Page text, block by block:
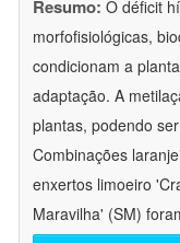
Resumo: O déficit
morfofisiológicas,
condicionam a
adaptação. A
plantas, podendo
Combinações
enxertos limoeiro
Maravilha' (SM)